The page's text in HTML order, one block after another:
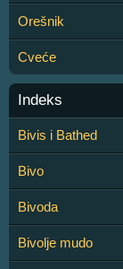
Orešnik
Cveće
Indeks
Bivis i Bathed
Bivo
Bivoda
Bivolje mudo